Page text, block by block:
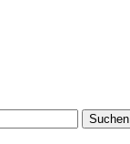
Suchen